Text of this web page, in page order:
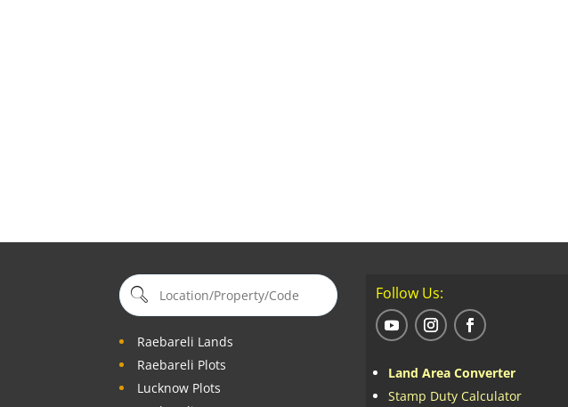
Raebareli Lands
Raebareli Plots
Lucknow Plots
Follow Us:
Land Area Converter
Stamp Duty Calculator